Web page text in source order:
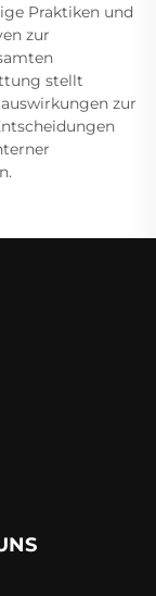
Praktiken und
zur
stellt
zur